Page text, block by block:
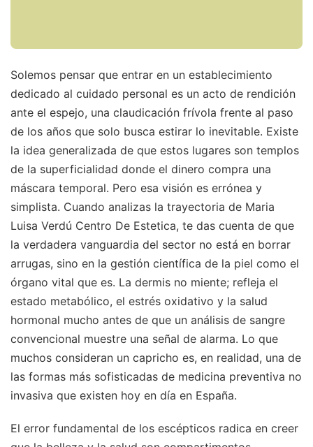
Solemos pensar que entrar en un establecimiento
dedicado al cuidado personal es un acto de rendición
ante el espejo, una claudicación frívola frente al paso
de los años que solo busca estirar lo inevitable. Existe
la idea generalizada de que estos lugares son templos
de la superficialidad donde el dinero compra una
máscara temporal. Pero esa visión es errónea y
simplista. Cuando analizas la trayectoria de Maria
Luisa Verdú Centro De Estetica, te das cuenta de que
la verdadera vanguardia del sector no está en borrar
arrugas, sino en la gestión científica de la piel como el
órgano vital que es. La dermis no miente; refleja el
estado metabólico, el estrés oxidativo y la salud
hormonal mucho antes de que un análisis de sangre
convencional muestre una señal de alarma. Lo que
muchos consideran un capricho es, en realidad, una de
las formas más sofisticadas de medicina preventiva no
invasiva que existen hoy en día en España.
El error fundamental de los escépticos radica en creer